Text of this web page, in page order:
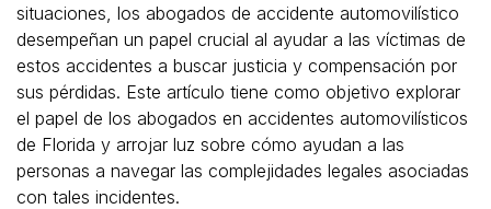
situaciones, los abogados de accidente automovilístico
desempeñan un papel crucial al ayudar a las víctimas de
estos accidentes a buscar justicia y compensación por
sus pérdidas. Este artículo tiene como objetivo explorar
el papel de los abogados en accidentes automovilísticos
de Florida y arrojar luz sobre cómo ayudan a las
personas a navegar las complejidades legales asociadas
con tales incidentes.